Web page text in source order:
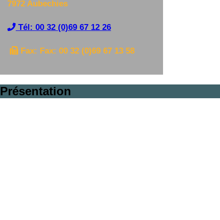
7972 Aubechies
Tél: 00 32 (0)69 67 12 26
Fax: Fax: 00 32 (0)69 67 13 58
Présentation